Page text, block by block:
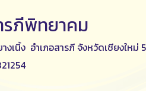
รภีพิทยาคม
เนิ้ง อำเภอสารภี จังหวัดเชียงใหม่